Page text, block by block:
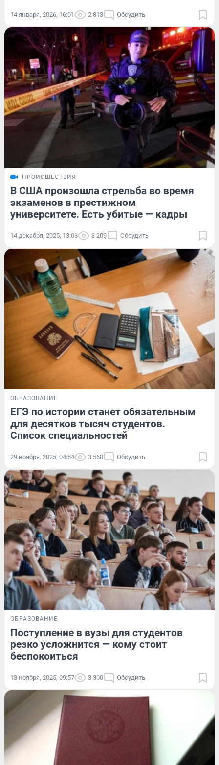
14 января, 2026, 16:01 2 813 Обсудить
ПРОИСШЕСТВИЯ
В США произошла стрельба во время
экзаменов в престижном
университете. Есть убитые — кадры
14 декабря, 2025, 13:03 3 209 Обсудить
ОБРАЗОВАНИЕ
ЕГЭ по истории станет обязательным
для десятков тысяч студентов.
Список специальностей
29 ноября, 2025, 04:54 3 568 Обсудить
ОБРАЗОВАНИЕ
Поступление в вузы для студентов
резко усложнится — кому стоит
беспокоиться
13 ноября, 2025, 09:57 3 300 Обсудить